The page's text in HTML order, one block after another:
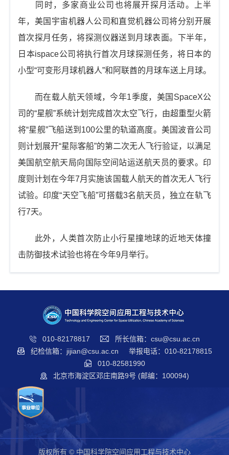
同时，多家商业公司也将展开探月活动。上半
年，美国宇宙机器人公司和直觉机器公司将分别开展
首次探月任务，将探测仪器送到月球表面。下半年，
日本ispace公司将执行首次月球探测任务，将日本的
小型“可变形月球机器人”和阿联酋的月球车送上月球。
而在载人航天领域，今年1季度，美国SpaceX公
司的“星舰”系统计划完成首次太空飞行，由超重型火箭
将“星舰”飞船送到100公里的轨道高度。美国波音公司
则计划展开“星际客船”的第二次无人飞行验证，以满足
美国航空航天局向国际空间站运送航天员的要求。印
度则计划在今年7月实施该国载人航天的首次无人飞行
试验。印度“天空飞船”可搭载3名航天员，独立在轨飞
行7天。
此外，人类首次防止小行星撞地球的近地天体撞
击防御技术试验也将在今年9月举行。
010-82178817
所长信箱：csu@csu.ac.cn
纪检信箱：jijian@csu.ac.cn
举报电话：010-82178815
010-82581990
北京市海淀区邓庄南路9号 (邮编：100094)
版权所有 © 中国科学院空间应用工程与技术中心